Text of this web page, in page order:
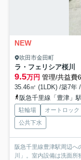
NEW
吹田市金田町
ラ・フェリシア桜川
9.5万円 管理/共益費
35.46㎡ (1LDK) /築7年
阪急千里線「豊津」
駐輪場 オートロック
公共下水
阪急千里線豊津駅周辺へ
川」。室内設備は洗面